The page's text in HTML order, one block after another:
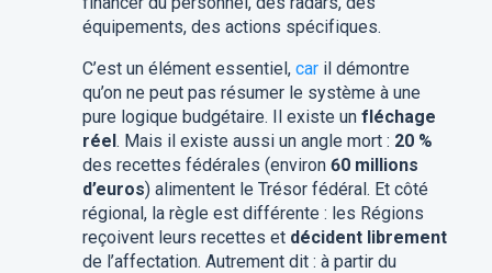
équipements, des actions spécifiques.
C’est un élément essentiel, caril démontre
qu’on ne peut pas résumer le système à une
pure logique budgétaire. Il existe un fléchage
réel. Mais il existe aussi un angle mort : 20 %
des recettes fédérales (environ 60 millions
d’euros) alimentent le Trésor fédéral. Et côté
régional, la règle est différente : les Régions
reçoivent leurs recettes et décident librement
de l’affectation. Autrement dit : à partir du